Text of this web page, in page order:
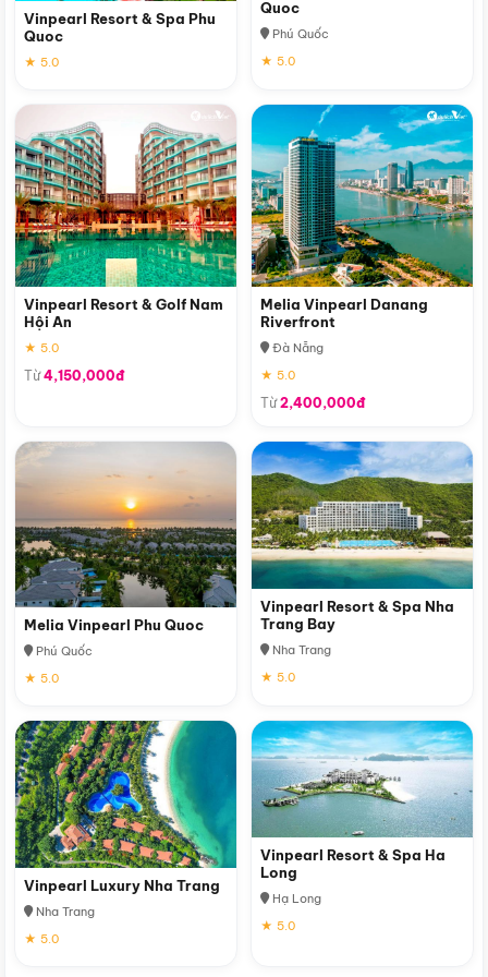
Vinpearl Resort & Spa Phu
Quoc
★ 5.0
Quoc
Phú Quốc
★ 5.0
Vinpearl Resort & Golf Nam
Hội An
★ 5.0
Từ4,150,000đ
Melia Vinpearl Danang
Riverfront
Đà Nẵng
★ 5.0
Từ2,400,000đ
Melia Vinpearl Phu Quoc
Phú Quốc
★ 5.0
Vinpearl Resort & Spa Nha
Trang Bay
Nha Trang
★ 5.0
Vinpearl Luxury Nha Trang
Nha Trang
★ 5.0
Vinpearl Resort & Spa Ha
Long
Hạ Long
★ 5.0